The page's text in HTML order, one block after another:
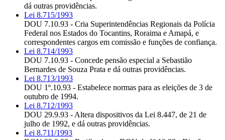
dá outras providências.
Lei 8.715/1993
DOU 7.10.93 - Cria Superintendências Regionais da Polícia
Federal nos Estados do Tocantins, Roraima e Amapá, e
correspondentes cargos em comissão e funções de confiança.
Lei 8.714/1993
DOU 7.10.93 - Concede pensão especial a Sebastião
Bernardes de Souza Prata e dá outras providências.
Lei 8.713/1993
DOU 1º.10.93 - Estabelece normas para as eleições de 3 de
outubro de 1994.
Lei 8.712/1993
DOU 29.9.93 - Altera dispositivos da Lei 8.447, de 21 de
julho de 1992, e dá outras providências.
Lei 8.711/1993